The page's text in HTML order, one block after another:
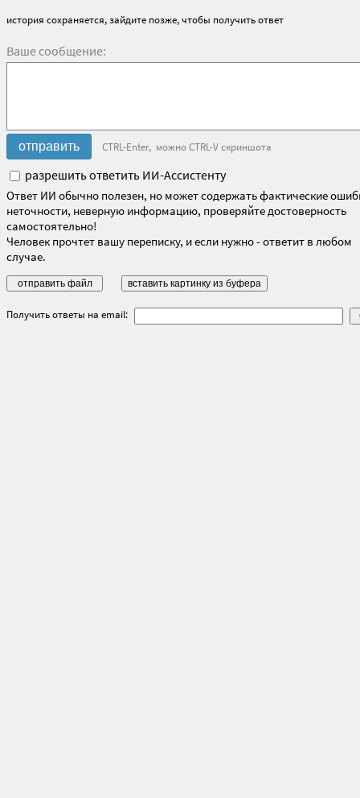
история сохраняется, зайдите позже, чтобы получить ответ
Ваше сообщение:
CTRL-Enter, можно CTRL-V скриншота
разрешить ответить ИИ-Ассистенту
Ответ ИИ обычно полезен, но может содержать фактические
неточности, неверную информацию, проверяйте достоверность
самостоятельно!
Человек прочтет вашу переписку, и если нужно - ответит в любом
случае.
Получить ответы на email: